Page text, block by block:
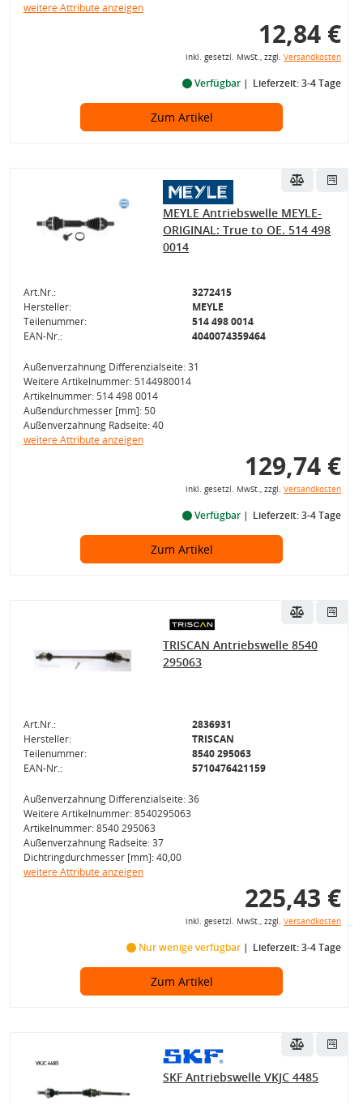
weitere Attribute anzeigen
12,84 €
inkl. gesetzl. MwSt., zzgl. Versandkosten
Verfügbar Lieferzeit: 3-4 Tage
Zum Artikel
MEYLE Antriebswelle MEYLE-
ORIGINAL: True to OE. 514 498
0014
Art.Nr.:
3272415
Hersteller:
MEYLE
Teilenummer:
514 498 0014
EAN-Nr.:
4040074359464
Außenverzahnung Differenzialseite: 31
Weitere Artikelnummer: 5144980014
Artikelnummer: 514 498 0014
Außendurchmesser [mm]: 50
Außenverzahnung Radseite: 40
weitere Attribute anzeigen
129,74 €
inkl. gesetzl. MwSt., zzgl. Versandkosten
Verfügbar Lieferzeit: 3-4 Tage
Zum Artikel
TRISCAN Antriebswelle 8540
295063
Art.Nr.:
2836931
Hersteller:
TRISCAN
Teilenummer:
8540 295063
EAN-Nr.:
5710476421159
Außenverzahnung Differenzialseite: 36
Weitere Artikelnummer: 8540295063
Artikelnummer: 8540 295063
Außenverzahnung Radseite: 37
Dichtringdurchmesser [mm]: 40,00
weitere Attribute anzeigen
225,43 €
inkl. gesetzl. MwSt., zzgl. Versandkosten
Nur wenige verfügbar Lieferzeit: 3-4 Tage
Zum Artikel
SKF Antriebswelle VKJC 4485